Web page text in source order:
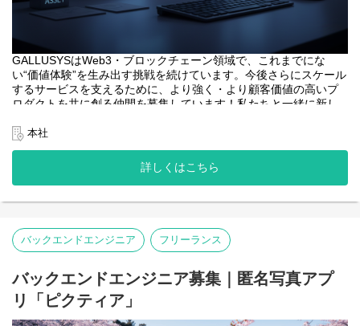
GALLUSYSはWeb3・ブロックチェーン領域で、これまでにな
い“価値体験”を生み出す挑戦を続けています。今後さらにスケール
するサービスを支えるために、より強く・より顧客価値の高いプ
ロダクトを共に創る仲間を募集しています！私たちと一緒に新し
<業務内容>
本プロジェクトにおけるフロントエンドエンジニアは、web3系サ
ービスのユーザーインターフェースとなるWebアプリケーション
開発の中核を担います。
ト。
・ブロックチェーンと連携する機能のフロントエンド実装。
設計・改善。
本社
詳しくはこちら
バックエンドエンジニア フリーランス
バックエンドエンジニア募集｜匿名写真アプ
リ「ピクティア」